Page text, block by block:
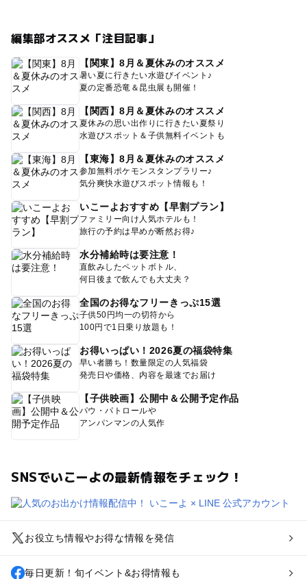
編集部オススメ「注目記事」
【関東】8月＆夏休みのオススメ
暑い夏に行きたい水遊びイベント♪
夏の定番恐竜＆昆虫展も開催！
【関西】8月＆夏休みのオススメ
夏休みの思い出作りに行きたい夏祭り
水遊びスポット＆子供無料イベントも
【東海】8月＆夏休みのオススメ
参加無料ポケモンスタンプラリー♪
気分爽快水遊びスポット情報も！
いこーよおすすめ【早割プラン】
ファミリー向け人気ホテルも！
旅行の予約は早めが断然お得♪
水分補給時は要注意！
直飲みしたペットボトル、
何日後まで飲んでも大丈夫？
全国のお得なフリーきっぷ15選
子供50円均一の切符から
100円で1日乗り放題も！
お得いっぱい！2026夏の福袋特集
早い者勝ち！数量限定の人気福袋
発売日や価格、内容を最速でお届け
【子供映画】公開中＆公開予定作品
パウ・パトロールや
アンパンマンの人気作
SNSでいこーよの最新情報をチェック！
お役立ち情報やお得な情報を発信
毎日更新！旬イベント&お得情報も